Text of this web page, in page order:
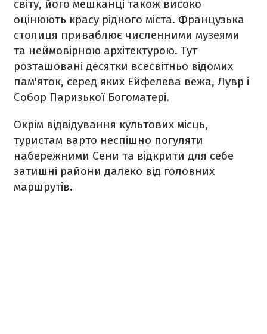
світу, його мешканці також високо
оцінюють красу рідного міста. Французька
столиця приваблює численними музеями
та неймовірною архітектурою. Тут
розташовані десятки всесвітньо відомих
пам'яток, серед яких Ейфелева вежа, Лувр і
Собор Паризької Богоматері.
Окрім відвідування культових місць,
туристам варто неспішно погуляти
набережними Сени та відкрити для себе
затишні райони далеко від головних
маршрутів.